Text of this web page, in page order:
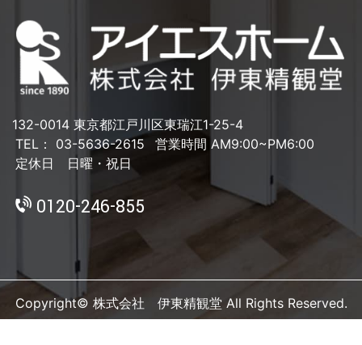
132-0014 東京都江戸川区東瑞江1-25-4
TEL： 03-5636-2615
営業時間 AM9:00~PM6:00
定休日 日曜・祝日
0120-246-855
Copyright© 株式会社 伊東精観堂 All Rights Reserved.